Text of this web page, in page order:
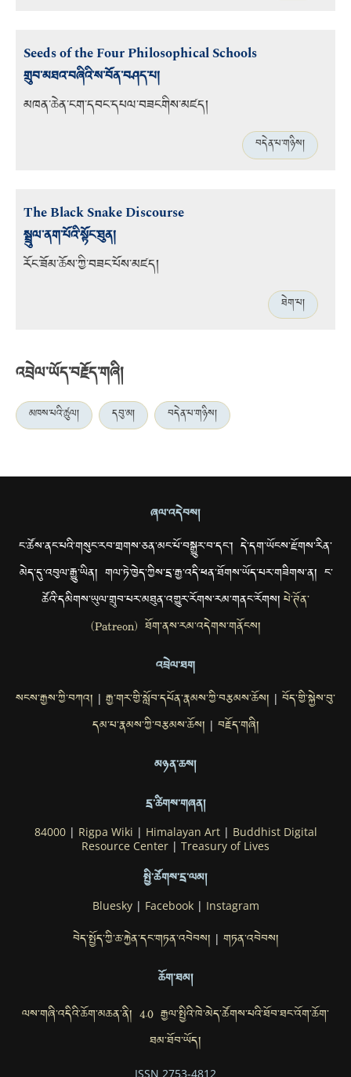
Seeds of the Four Philosophical Schools
གྲུབ་མཐའ་བཞིའི་ས་བོན་བཤད་པ།
མཁན་ཆེན་ངག་དབང་དཔལ་བཟངགིས་མཛད།
བདེན་པ་གཉིས།
The Black Snake Discourse
སྦྲུལ་ནག་པོའི་སྟོང་ཐུན།
རོང་ཟོམ་ཆོས་ཀྱི་བཟང་པོས་མཛད།
ཐེག་པ།
འབྲེལ་ཡོད་བརྗོད་གཞི།
མཁས་པའི་ཚུལ། དབུ་མ། བདེན་པ་གཉིས།
ཞལ་འདེབས།
ང་ཚོས་ནང་པའི་གསུང་རབ་གྲགས་ཅན་མང་པོ་བསྒྱུར་བ་དང་། དེ་དག་ཡོངས་རྫོགས་རིན་
མེད་དུ་འབུལ་རྒྱུ་ཡིན། གལ་ཏེ་ཁྱེད་ཀྱིས་དྲ་རྒྱ་འདི་ཕན་ཐོགས་ཡོད་པར་གཟིགས་ན། ང་
ཚོའི་དམིགས་ཡུལ་གྲུབ་པར་མཐུན་འགྱུར་རོགས་རམ་གནང་རོགས།པེ་ཊོན་
(Patreon) ཐོག་ནས་རམ་འདེགས་གནོངས།
འབྲེལ་ཐག
སངས་རྒྱས་ཀྱི་བཀའ། རྒྱ་གར་གྱི་སློབ་དཔོན་རྣམས་ཀྱི་བརྩམས་ཆོས། བོད་གྱི་སྐྱེས་བུ་
དམ་པ་རྣམས་ཀྱི་བརྩམས་ཆོས། བརྗོད་གཞི།
མཉན་ཆས།
དྲ་ཚིགས་གཞན།
84000| Rigpa Wiki Himalayan Art| Buddhist Digital
Resource Center
Treasury of Lives
སྤྱི་ཚོགས་དྲ་ལམ།
Bluesky| Facebook| Instagram
བེད་སྤྱོད་ཀྱི་ཆ་རྐྱེན་དང་གཏན་འབེབས། གཏན་འབེབས།
ཆོག་ཐམ།
ལས་གཞི་འདིའི་ཆོག་མཆན་ནི། 4.0 རྒྱལ་སྤྱིའི་ཁེ་མེད་ཚོགས་པའི་ཐོབ་ཐང་འོག་ཆོག་
ཐམ་ཐོབ་ཡོད།
ISSN 2753-4812